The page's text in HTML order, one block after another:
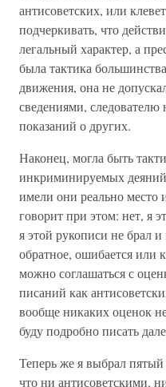
антисоветских, или
подчеркивать, что
легальный характер, а
была тактика
движения, она не
сведениями, следователю
показаний о других.
Наконец, могла быть
инкриминируемых
имели они реально место
говорит при этом: нет, я
я этой рукописи не брал и
обратное, ошибается или
можно соглашаться с
писаний как
вообще никаких оценок
буду подробно писать
Теперь же я выбрал
что ни антисоветскими,